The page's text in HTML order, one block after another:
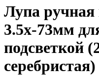
Лупа ручная
3.5х-73мм
подсветкой